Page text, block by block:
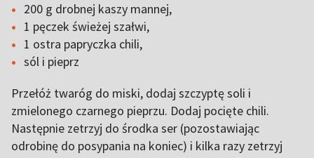
200 g drobnej kaszy mannej,
1 pęczek świeżej szałwi,
1 ostra papryczka chili,
sól i pieprz
Przełóż twaróg do miski, dodaj szczyptę soli i
zmielonego czarnego pieprzu. Dodaj pocięte chili.
Następnie zetrzyj do środka ser (pozostawiając
odrobinę do posypania na koniec) i kilka razy zetrzyj